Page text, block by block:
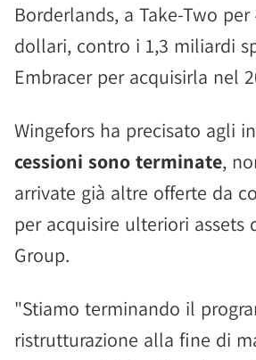
Borderlands, a Take-Two
dollari, contro i 1,3 miliardi
Embracer per acquisirla nel
Wingefors ha precisato agli
cessioni sono terminate,
arrivate già altre offerte da
per acquisire ulteriori assets
Group.
"Stiamo terminando il
ristrutturazione alla fine di